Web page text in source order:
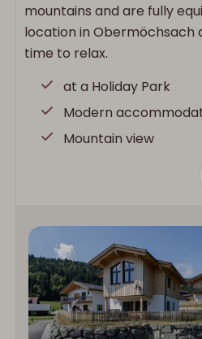
mountains and are fully
location in Obermöchsach
time to relax.
at a Holiday Park
Modern
Mountain view